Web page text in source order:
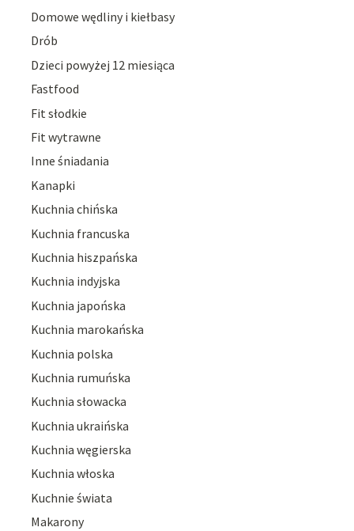
Domowe wędliny i kiełbasy
Drób
Dzieci powyżej 12 miesiąca
Fastfood
Fit słodkie
Fit wytrawne
Inne śniadania
Kanapki
Kuchnia chińska
Kuchnia francuska
Kuchnia hiszpańska
Kuchnia indyjska
Kuchnia japońska
Kuchnia marokańska
Kuchnia polska
Kuchnia rumuńska
Kuchnia słowacka
Kuchnia ukraińska
Kuchnia węgierska
Kuchnia włoska
Kuchnie świata
Makarony